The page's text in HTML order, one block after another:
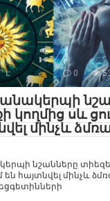
Է 0
կողմից սև
մինչև
նշանները
են հայտնվել մինչև